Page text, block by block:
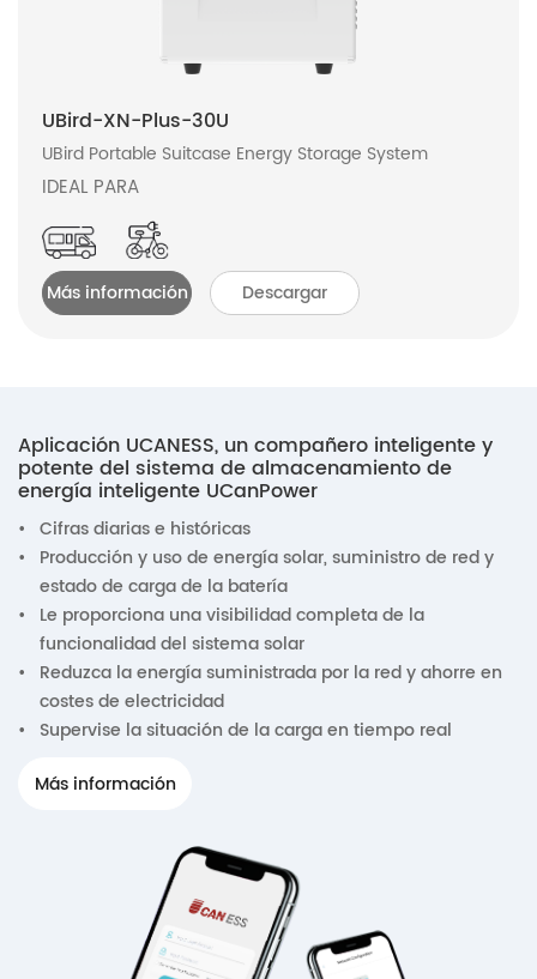
UBird-XN-Plus-30U
UBird Portable Suitcase Energy Storage System
IDEAL PARA
Más información Descargar
Aplicación UCANESS, un compañero inteligente y
potente del sistema de almacenamiento de
energía inteligente UCanPower
• Cifras diarias e históricas
•
Producción y uso de energía solar, suministro de red y
estado de carga de la batería
•
Le proporciona una visibilidad completa de la
funcionalidad del sistema solar
•
Reduzca la energía suministrada por la red y ahorre en
costes de electricidad
•
Supervise la situación de la carga en tiempo real
Más información